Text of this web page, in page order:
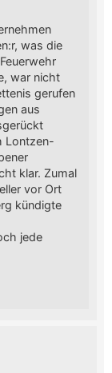
was die
war nicht
gerufen
aus
Lontzen-
klar. Zumal
vor Ort
kündigte
jede